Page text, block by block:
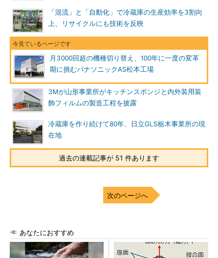
「混流」と「自動化」で冷蔵庫の生産効率を3割向
上、リサイクルにも技術を反映
月3000回超の機種切り替え、100年に一度の変革
期に挑むパナソニックAS松本工場
3Mが山形事業所がキッチンスポンジと内外装用装
飾フィルムの製造工程を披露
冷蔵庫を作り続けて80年、日立GLS栃木事業所の現
在地
過去の連載記事が 51 件あります
次のページへ
あなたにおすすめ